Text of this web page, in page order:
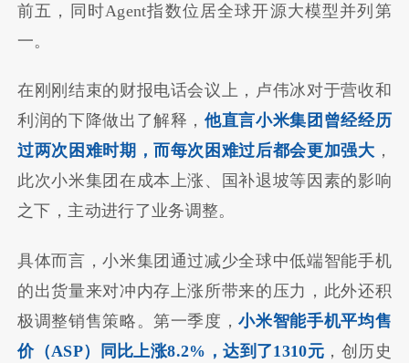
前五，同时Agent指数位居全球开源大模型并列第
一。
在刚刚结束的财报电话会议上，卢伟冰对于营收和
利润的下降做出了解释，他直言小米集团曾经经历
过两次困难时期，而每次困难过后都会更加强大 ，
此次小米集团在成本上涨、国补退坡等因素的影响
之下，主动进行了业务调整。
具体而言，小米集团通过减少全球中低端智能手机
的出货量来对冲内存上涨所带来的压力，此外还积
极调整销售策略。第一季度，小米智能手机平均售
价（ASP）同比上涨8.2%，达到了1310元 ，创历史